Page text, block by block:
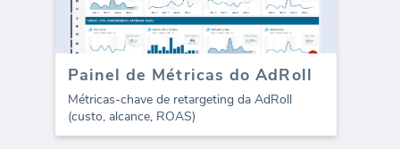
Painel de Métricas do AdRoll
Métricas-chave de retargeting da AdRoll
(custo, alcance, ROAS)